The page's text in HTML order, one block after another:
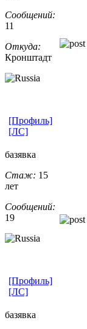
Сообщений:
11
Откуда:
Кронштадт
[Профиль]
[ЛС]
базявка
Стаж: 15
лет
Сообщений:
19
[Профиль]
[ЛС]
базявка